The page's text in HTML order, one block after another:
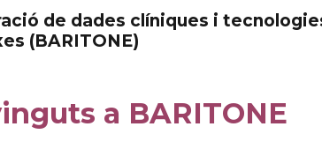
(BARITONE)
a BARITONE